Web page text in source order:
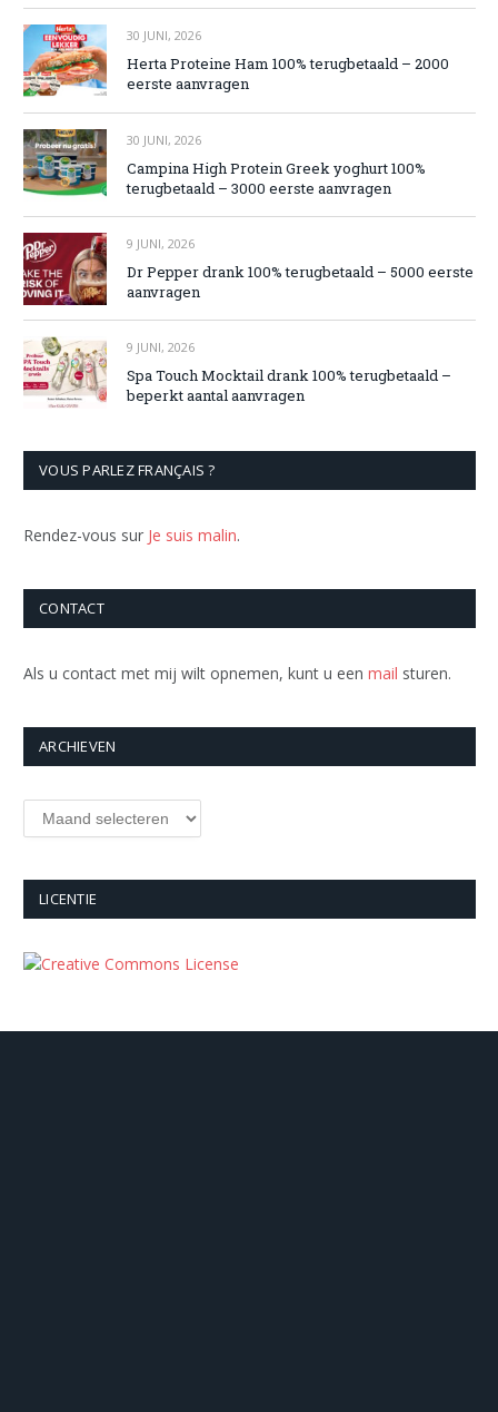
30 JUNI, 2026
Herta Proteine Ham 100% terugbetaald – 2000
eerste aanvragen
30 JUNI, 2026
Campina High Protein Greek yoghurt 100%
terugbetaald – 3000 eerste aanvragen
9 JUNI, 2026
Dr Pepper drank 100% terugbetaald – 5000 eerste
aanvragen
9 JUNI, 2026
Spa Touch Mocktail drank 100% terugbetaald –
beperkt aantal aanvragen
VOUS PARLEZ FRANÇAIS ?
Rendez-vous sur Je suis malin.
CONTACT
Als u contact met mij wilt opnemen, kunt u een mail sturen.
ARCHIEVEN
Archieven
LICENTIE